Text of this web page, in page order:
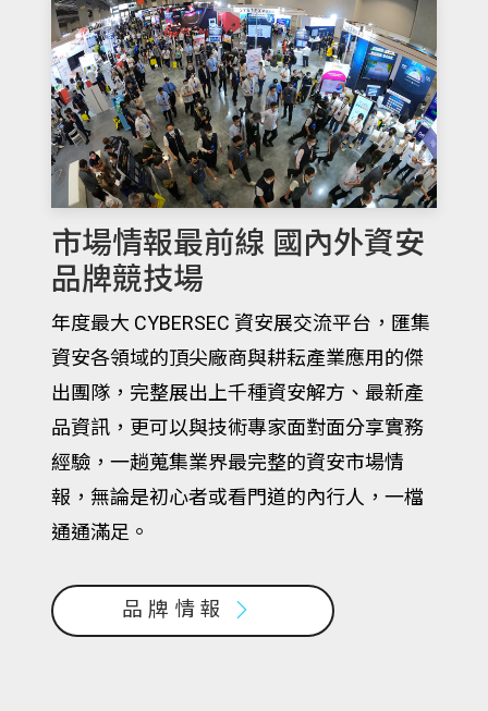
市場情報最前線 國內外資安
品牌競技場
年度最大 CYBERSEC 資安展交流平台，匯集
資安各領域的頂尖廠商與耕耘產業應用的傑
出團隊，完整展出上千種資安解方、最新產
品資訊，更可以與技術專家面對面分享實務
經驗，一趟蒐集業界最完整的資安市場情
報，無論是初心者或看門道的內行人，一檔
通通滿足。
品牌情報